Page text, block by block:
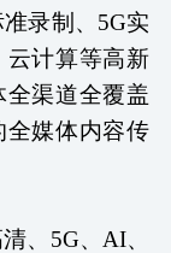
录制、5G实
云计算等高新
渠道全覆盖
全媒体内容传
、5G、AI、